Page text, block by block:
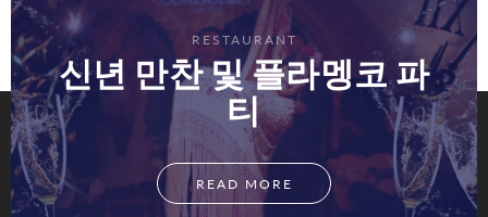
RESTAURANT
신년 만찬 및 플라멩코 파
티
READ MORE